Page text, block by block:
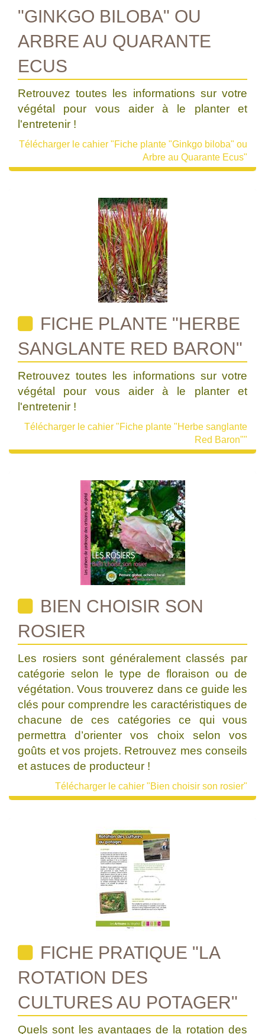
"GINKGO BILOBA" OU
ARBRE AU QUARANTE
ECUS
Retrouvez toutes les informations sur votre
végétal pour vous aider à le planter et
l'entretenir !
Télécharger le cahier "Fiche plante "Ginkgo biloba" ou
Arbre au Quarante Ecus"
FICHE PLANTE "HERBE
SANGLANTE RED BARON"
Retrouvez toutes les informations sur votre
végétal pour vous aider à le planter et
l'entretenir !
Télécharger le cahier "Fiche plante "Herbe sanglante
Red Baron""
BIEN CHOISIR SON
ROSIER
Les rosiers sont généralement classés par
catégorie selon le type de floraison ou de
végétation. Vous trouverez dans ce guide les
clés pour comprendre les caractéristiques de
chacune de ces catégories ce qui vous
permettra d’orienter vos choix selon vos
goûts et vos projets. Retrouvez mes conseils
et astuces de producteur !
Télécharger le cahier "Bien choisir son rosier"
FICHE PRATIQUE "LA
ROTATION DES
CULTURES AU POTAGER"
Quels sont les avantages de la rotation des